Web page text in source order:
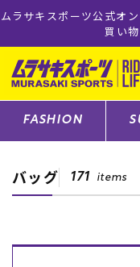
ムラサキスポーツ公式オ
買い
ゲスト様
ログイン
CATEGORY
FASHION
バッグ 171 items